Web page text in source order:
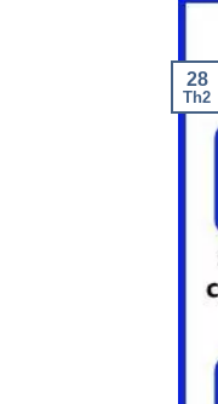
28
Th2